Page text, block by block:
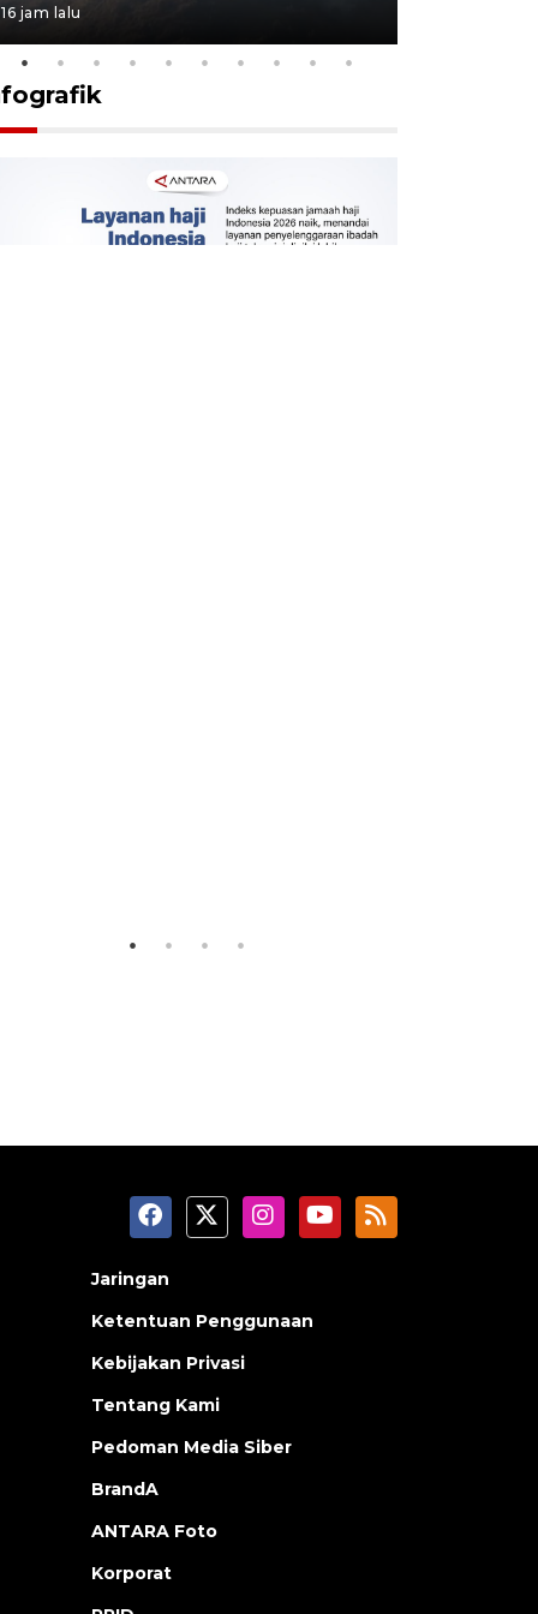
16 jam lalu
Jaringan
Ketentuan Penggunaan
Kebijakan Privasi
Tentang Kami
Pedoman Media Siber
BrandA
ANTARA Foto
Korporat